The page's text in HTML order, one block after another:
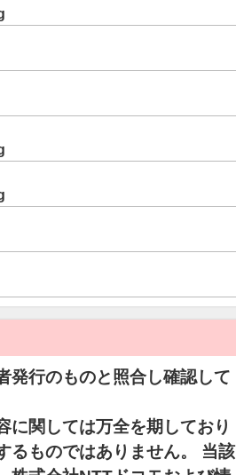
発行のものと照合し確認して
に関しては万全を期しており
るものではありません。 当該